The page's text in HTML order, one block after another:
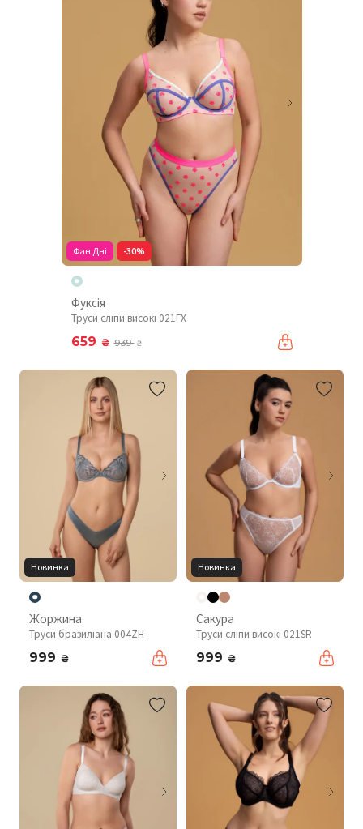
Фан Дні -30%
Фуксія
Труси сліпи високі 021FX
659 ₴ 939₴
Новинка
Жоржина
Труси бразиліана 004ZH
999 ₴
Новинка
Сакура
Труси сліпи високі 021SR
999 ₴